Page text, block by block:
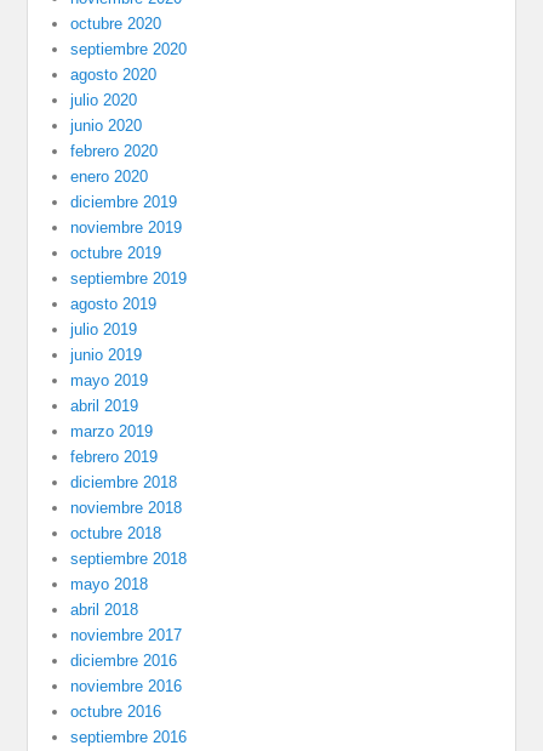
octubre 2020
septiembre 2020
agosto 2020
julio 2020
junio 2020
febrero 2020
enero 2020
diciembre 2019
noviembre 2019
octubre 2019
septiembre 2019
agosto 2019
julio 2019
junio 2019
mayo 2019
abril 2019
marzo 2019
febrero 2019
diciembre 2018
noviembre 2018
octubre 2018
septiembre 2018
mayo 2018
abril 2018
noviembre 2017
diciembre 2016
noviembre 2016
octubre 2016
septiembre 2016